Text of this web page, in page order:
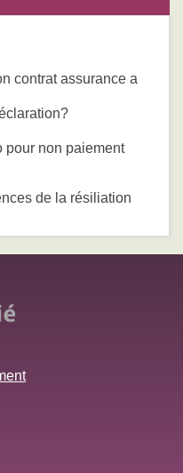
contrat assurance a
pour non paiement
de la résiliation